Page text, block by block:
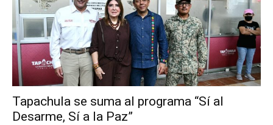
Tapachula se suma al programa “Sí al
Desarme, Sí a la Paz”